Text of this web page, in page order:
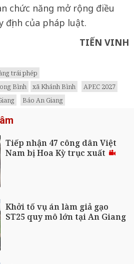
chức năng mở rộng điều
định của pháp luật.
TIẾN VINH
trái phép
Bình
xã Khánh Bình
APEC 2027
Báo An Giang
Tiếp nhận 47 công dân Việt
Nam bị Hoa Kỳ trục xuất
Khởi tố vụ án làm giả gạo
ST25 quy mô lớn tại An Giang